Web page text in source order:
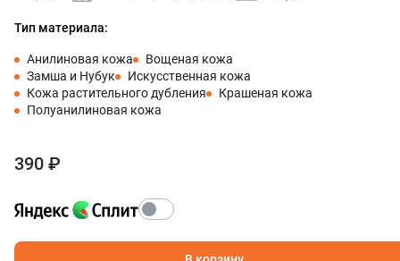
Тип материала:
Анилиновая кожа
Вощеная кожа
Замша и Нубук
Искусственная кожа
Кожа растительного дубления
Крашеная кожа
Полуанилиновая кожа
390 ₽